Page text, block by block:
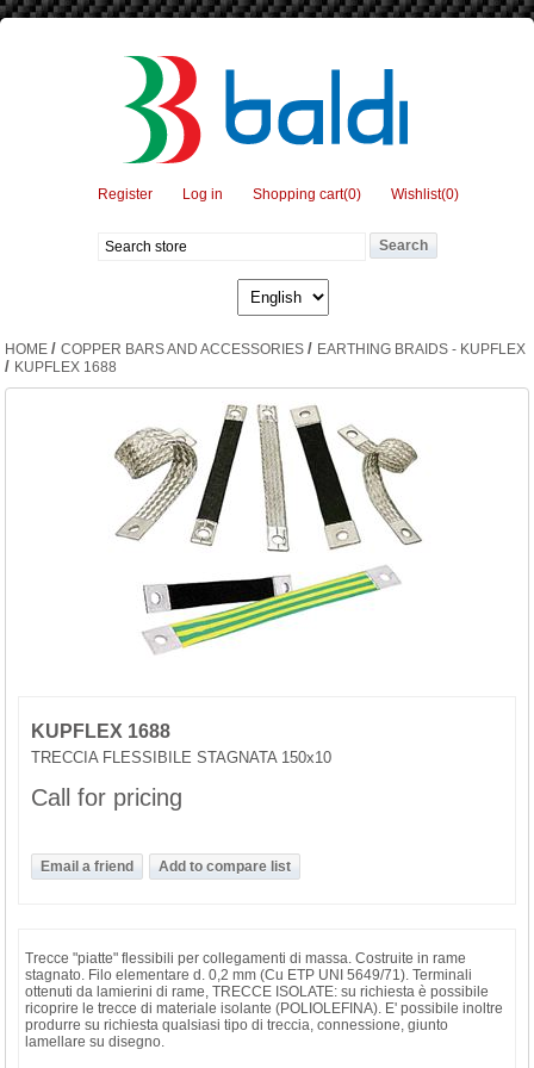
Register Log in Shopping cart(0) Wishlist(0)
HOME / COPPER BARS AND ACCESSORIES / EARTHING BRAIDS - KUPFLEX
/ KUPFLEX 1688
KUPFLEX 1688
TRECCIA FLESSIBILE STAGNATA 150x10
Call for pricing
Trecce "piatte" flessibili per collegamenti di massa. Costruite in rame
stagnato. Filo elementare d. 0,2 mm (Cu ETP UNI 5649/71). Terminali
ottenuti da lamierini di rame, TRECCE ISOLATE: su richiesta è possibile
ricoprire le trecce di materiale isolante (POLIOLEFINA). E' possibile inoltre
produrre su richiesta qualsiasi tipo di treccia, connessione, giunto
lamellare su disegno.